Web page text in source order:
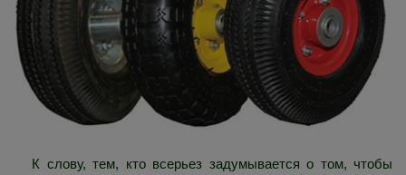
К слову, тем, кто всерьез задумывается о том, чтобы